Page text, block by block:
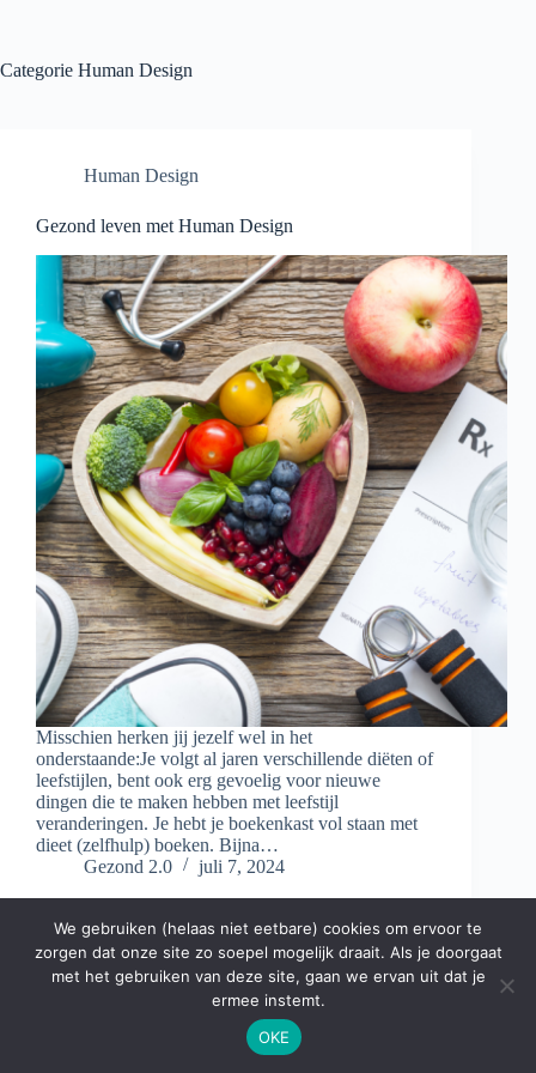
inhoud
Categorie Human Design
Human Design
Gezond leven met Human Design
Misschien herken jij jezelf wel in het
onderstaande:Je volgt al jaren verschillende diëten of
leefstijlen, bent ook erg gevoelig voor nieuwe
dingen die te maken hebben met leefstijl
veranderingen. Je hebt je boekenkast vol staan met
dieet (zelfhulp) boeken. Bijna…
Gezond 2.0
juli 7, 2024
We gebruiken (helaas niet eetbare) cookies om ervoor te
zorgen dat onze site zo soepel mogelijk draait. Als je doorgaat
met het gebruiken van deze site, gaan we ervan uit dat je
ermee instemt.
OKE